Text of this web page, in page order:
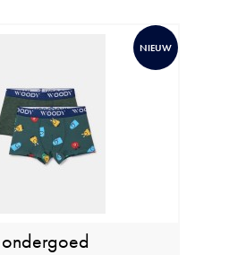
NIEUW
ondergoed